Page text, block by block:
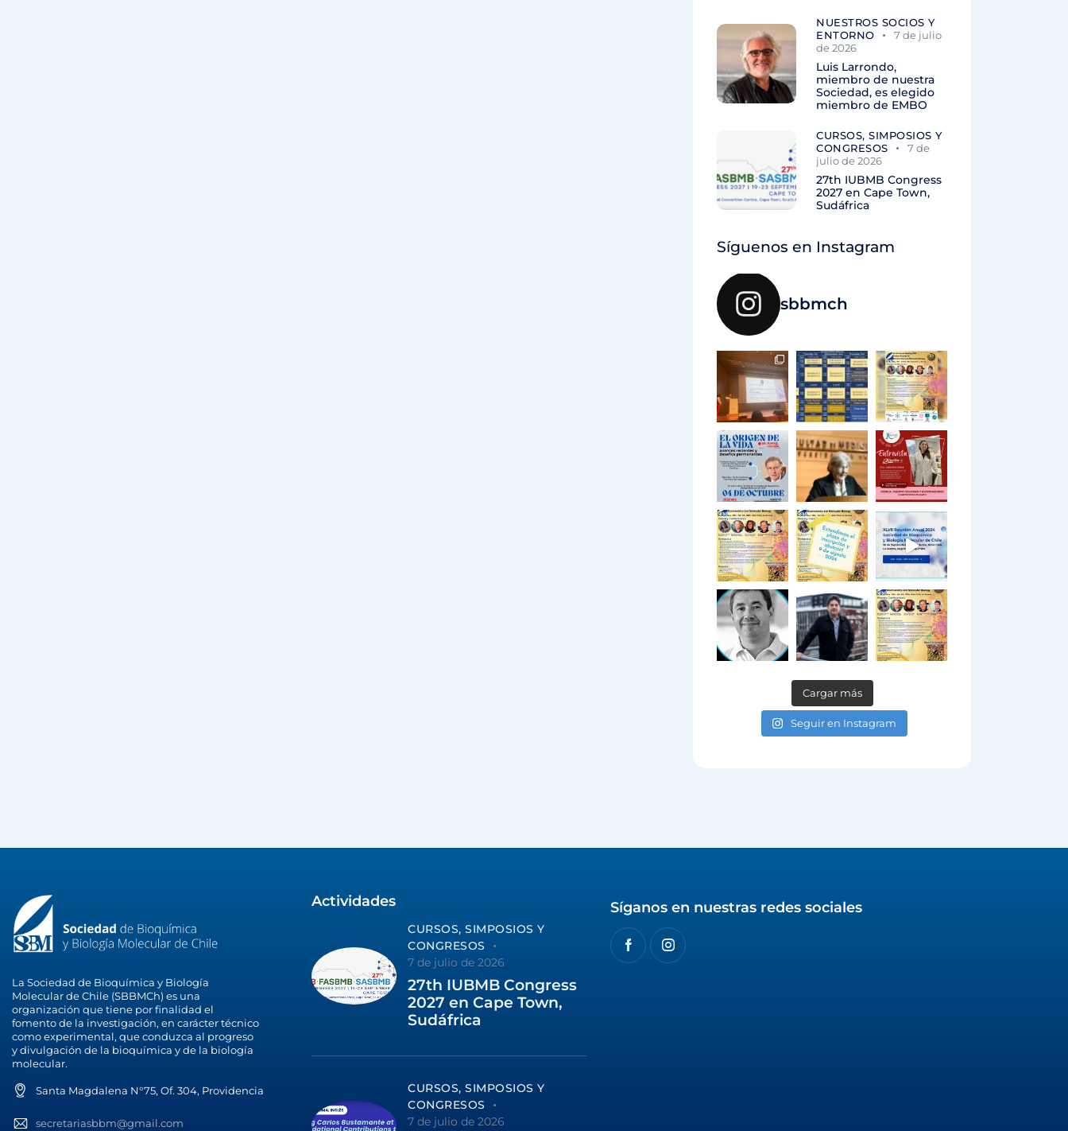
NUESTROS SOCIOS Y
ENTORNO
7 de julio
de 2026
Luis Larrondo,
miembro de nuestra
Sociedad, es elegido
miembro de EMBO
CURSOS, SIMPOSIOS Y
CONGRESOS
7 de
julio de 2026
27th IUBMB Congress
2027 en Cape Town,
Sudáfrica
Síguenos en Instagram
sbbmch
Cargar más
Seguir en Instagram
La Sociedad de Bioquímica y Biología
Molecular de Chile (SBBMCh) es una
organización que tiene por finalidad el
fomento de la investigación, en carácter técnico
como experimental, que conduzca al progreso
y divulgación de la bioquímica y de la biología
molecular.
Santa Magdalena N°75, Of. 304, Providencia
secretariasbbm@gmail.com
Actividades
CURSOS, SIMPOSIOS Y
CONGRESOS
7 de julio de 2026
27th IUBMB Congress
2027 en Cape Town,
Sudáfrica
CURSOS, SIMPOSIOS Y
CONGRESOS
7 de julio de 2026
Síganos en nuestras redes sociales